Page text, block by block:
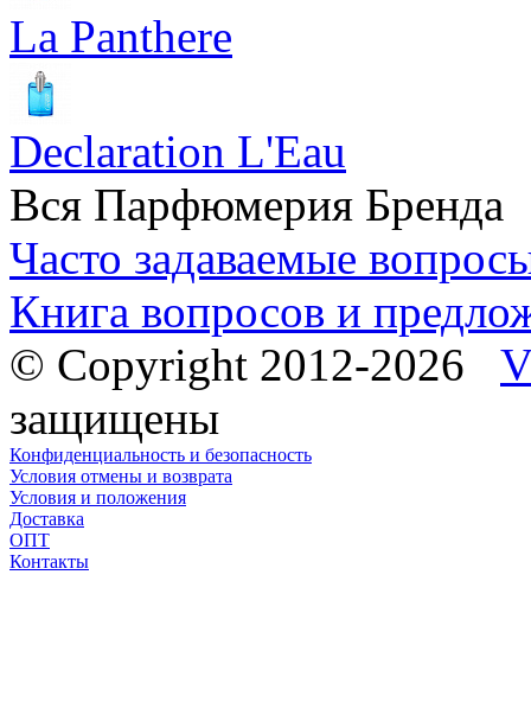
La Panthere
Declaration L'Eau
Вся Парфюмерия Бренда
Часто задаваемые
Книга вопросов и
© Copyright 2012-2026
защищены
Конфиденциальность и безопасность
Условия отмены и возврата
Условия и положения
Доставка
ОПТ
Контакты